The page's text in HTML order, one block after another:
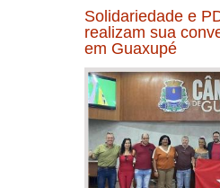
Solidariedade e
realizam sua
em Guaxupé